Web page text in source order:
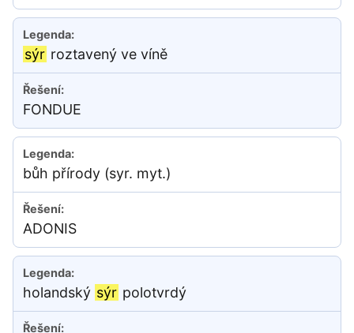
sýr roztavený ve víně
FONDUE
bůh přírody (syr. myt.)
ADONIS
holandský sýr polotvrdý